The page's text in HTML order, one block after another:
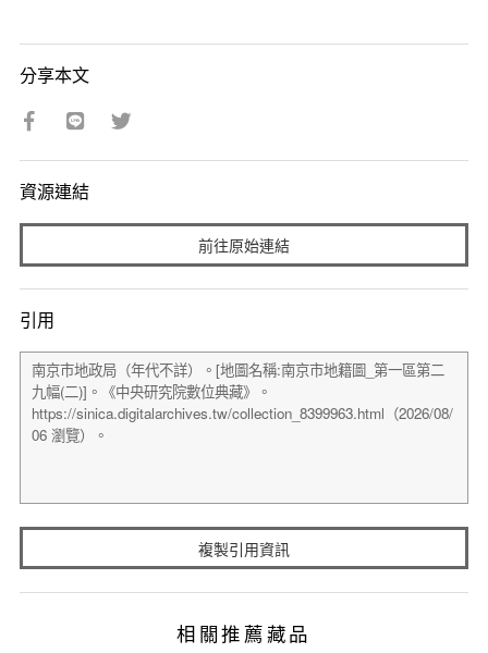
分享本文
資源連結
前往原始連結
引用
複製引用資訊
相關推薦藏品